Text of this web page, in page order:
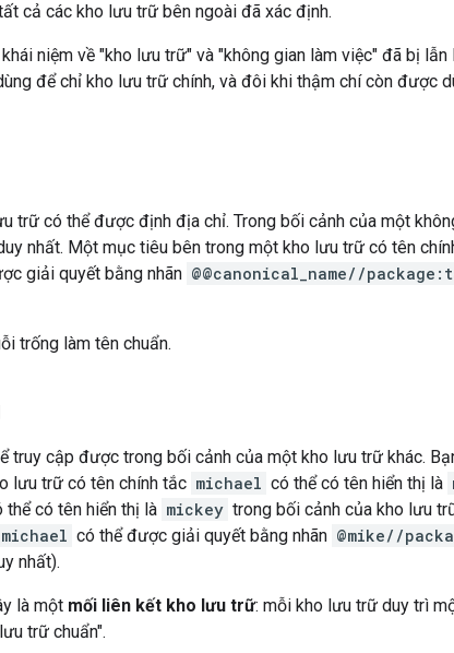
cả các kho lưu trữ bên ngoài đã xác định.
niệm về "kho lưu trữ" và "không gian làm việc" đã bị lẫn
để chỉ kho lưu trữ chính, và đôi khi thậm chí còn được
trữ có thể được định địa chỉ. Trong bối cảnh của một
nhất. Một mục tiêu bên trong một kho lưu trữ có tên
giải quyết bằng nhãn @@canonical_name//
trống làm tên chuẩn.
truy cập được trong bối cảnh của một kho lưu trữ khác.
lưu trữ có tên chính tắc michael có thể có tên hiển thị là
thể có tên hiển thị là mickey trong bối cảnh của kho lưu
michael có thể được giải quyết bằng nhãn @mike//
nhất).
là một mối liên kết kho lưu trữ: mỗi kho lưu trữ duy trì
trữ chuẩn".